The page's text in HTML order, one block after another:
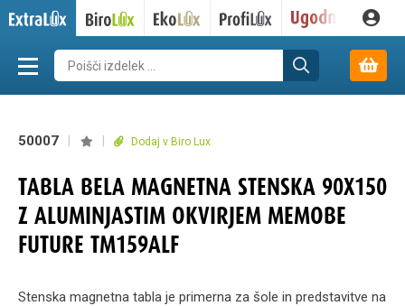
50007 Dodaj v Biro Lux
TABLA BELA MAGNETNA STENSKA 90X150
Z ALUMINJASTIM OKVIRJEM MEMOBE
FUTURE TM159ALF
Stenska magnetna tabla je primerna za šole in predstavitve na